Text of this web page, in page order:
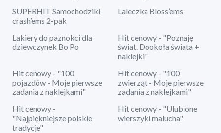
SUPERHIT Samochodziki
crash’ems 2-pak
Laleczka Bloss’ems
Lakiery do paznokci dla
dziewczynek Bo Po
Hit cenowy - "Poznaję
świat. Dookoła świata +
naklejki"
Hit cenowy - "100
pojazdów - Moje pierwsze
zadania z naklejkami"
Hit cenowy - "100
zwierząt - Moje pierwsze
zadania z naklejkami"
Hit cenowy -
"Najpiękniejsze polskie
tradycje"
Hit cenowy - "Ulubione
wierszyki malucha"